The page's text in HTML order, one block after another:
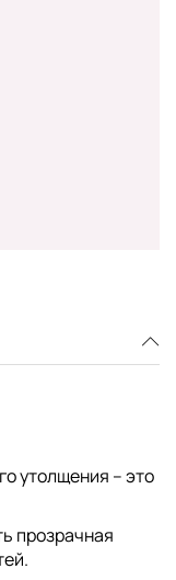
утолщения – это
прозрачная